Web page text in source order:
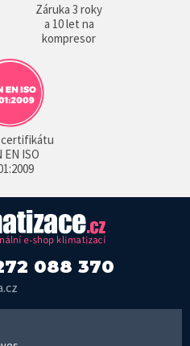
Záruka 3 roky
a 10 let na
kompresor
EN ISO
088 370